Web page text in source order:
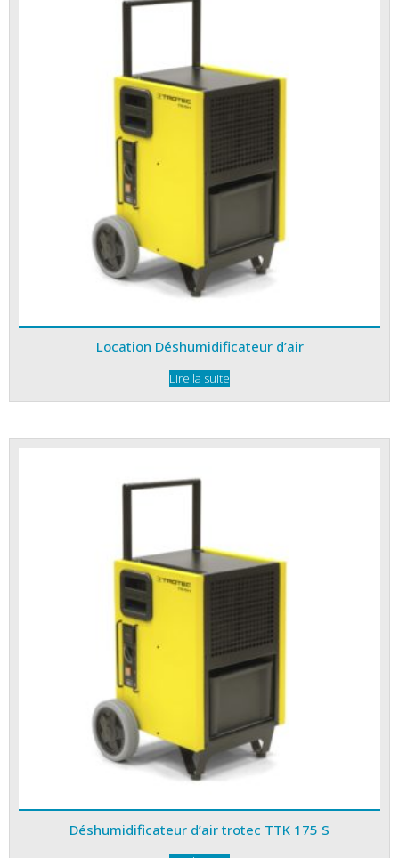
Location Déshumidificateur d’air
Lire la suite
Déshumidificateur d’air trotec TTK 175 S